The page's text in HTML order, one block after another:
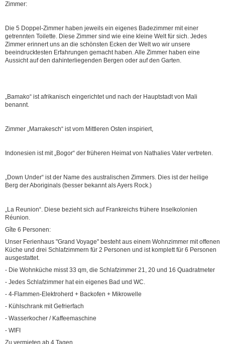
Zimmer:
Die 5 Doppel-Zimmer haben jeweils ein eigenes Badezimmer mit einer
getrennten Toilette. Diese Zimmer sind wie eine kleine Welt für sich. Jedes
Zimmer erinnert uns an die schönsten Ecken der Welt wo wir unsere
beeindrucktesten Erfahrungen gemacht haben. Alle Zimmer haben eine
Aussicht auf den dahinterliegenden Bergen oder auf den Garten.
„Bamako“ ist afrikanisch eingerichtet und nach der Hauptstadt von Mali
benannt.
Zimmer „Marrakesch“ ist vom Mittleren Osten inspiriert,
Indonesien ist mit „Bogor“ der früheren Heimat von Nathalies Vater vertreten.
„Down Under“ ist der Name des australischen Zimmers. Dies ist der heilige
Berg der Aboriginals (besser bekannt als Ayers Rock.)
„La Reunion“. Diese bezieht sich auf Frankreichs frühere Inselkolonien
Réunion.
Gîte 6 Personen:
Unser Ferienhaus "Grand Voyage" besteht aus einem Wohnzimmer mit offenen
Küche und drei Schlafzimmern für 2 Personen und ist komplett für 6 Personen
ausgestattet.
- Die Wohnküche misst 33 qm, die Schlafzimmer 21, 20 und 16 Quadratmeter
- Jedes Schlafzimmer hat ein eigenes Bad und WC.
- 4-Flammen-Elektroherd + Backofen + Mikrowelle
- Kühlschrank mit Gefrierfach
- Wasserkocher / Kaffeemaschine
- WIFI
Zu vermieten ab 4 Tagen